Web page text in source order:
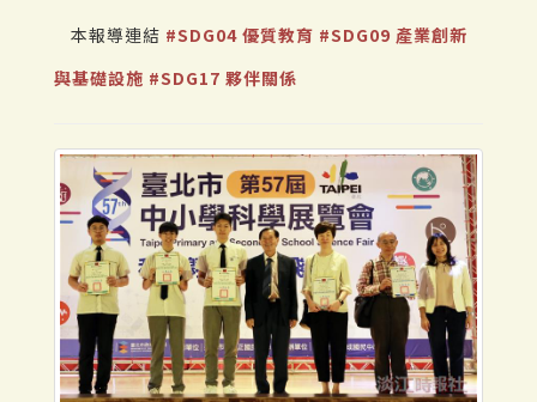
本報導連結 #SDG04 優質教育 #SDG09 產業創新
與基礎設施 #SDG17 夥伴關係